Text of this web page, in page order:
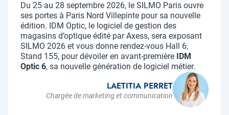
Chapo
Du 25 au 28 septembre 2026, le SILMO Paris ouvre
ses portes à Paris Nord Villepinte pour sa nouvelle
édition. IDM Optic, le logiciel de gestion des
magasins d’optique édité par Axess, sera exposant
SILMO 2026 et vous donne rendez-vous Hall 6,
Stand 155, pour dévoiler en avant-première IDM
Optic 6, sa nouvelle génération de logiciel métier.
LAETITIA PERRET
Chargée de marketing et communication